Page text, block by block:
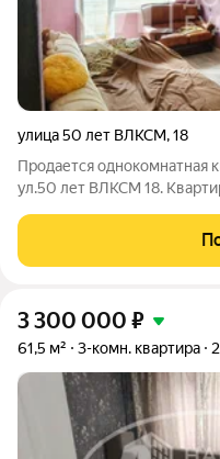
улица 50 лет ВЛКСМ,18
Продается однокомнатная
ул.50 лет ВЛКСМ 18.
стеклопакеты, санузел
потолок. В шаговой
3 300 000 ₽
61,5 м² 3-комн. квартира